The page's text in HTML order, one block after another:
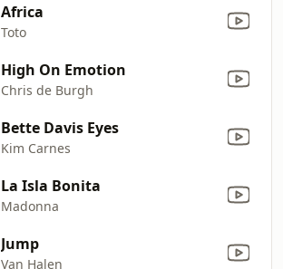
Africa
Toto
High On Emotion
Chris de Burgh
Bette Davis Eyes
Kim Carnes
La Isla Bonita
Madonna
Jump
Van Halen